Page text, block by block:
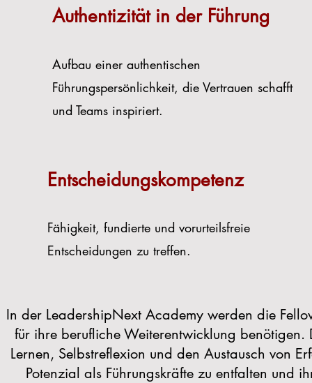
Authentizität in der Führung
Aufbau einer authentischen
Führungspersönlichkeit, die Vertrauen schafft
und Teams inspiriert.
Entscheidungskompetenz
Fähigkeit, fundierte und vorurteilsfreie
Entscheidungen zu treffen.
In der LeadershipNext Academy werden die
für ihre berufliche Weiterentwicklung benötigen.
Lernen, Selbstreflexion und den Austausch von
Potenzial als Führungskräfte zu entfalten und